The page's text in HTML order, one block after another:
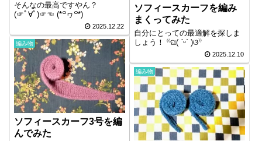
そんなの最高ですやん？
(⁠☞ﾟ⁠∀ﾟ⁠)⁠☞⁠⁠☜⁠ ⁠⁠(⁠*⁠꒪⁠ヮ⁠꒪⁠*⁠)
2025.12.22
ソフィースカーフを編み
まくってみた
自分にとっての最適解を探しま
しょう！ ⁽⁠⁽⁠ଘ⁠(⁠ ⁠ˊ⁠ᵕ⁠ˋ⁠ ⁠)⁠ଓ⁠⁾⁠⁾
2025.12.10
編み物
ソフィースカーフ3号を編
んでみた
編み物